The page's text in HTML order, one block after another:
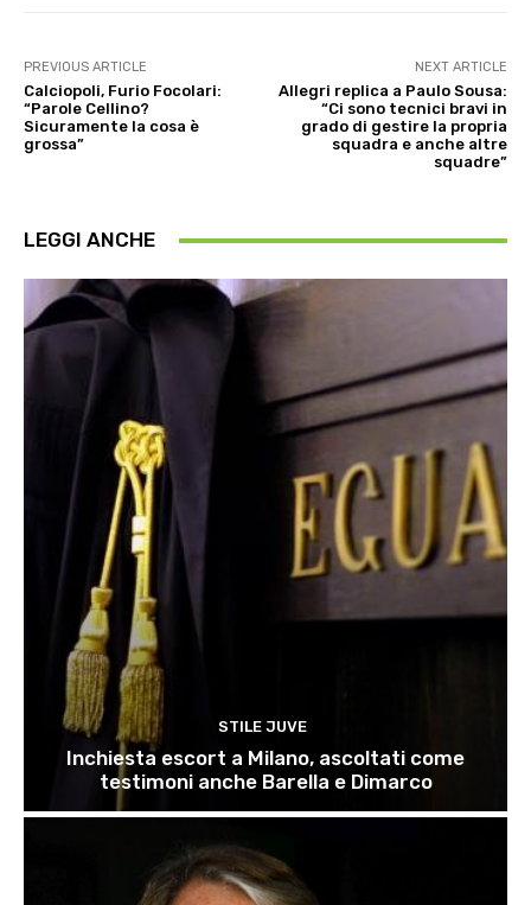
PREVIOUS ARTICLE
Calciopoli, Furio Focolari:
“Parole Cellino?
Sicuramente la cosa è
grossa”
NEXT ARTICLE
Allegri replica a Paulo Sousa:
“Ci sono tecnici bravi in
grado di gestire la propria
squadra e anche altre
squadre”
LEGGI ANCHE
STILE JUVE
Inchiesta escort a Milano, ascoltati come
testimoni anche Barella e Dimarco